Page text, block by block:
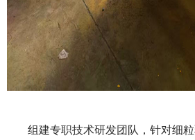
组建专职技术研发团队，针对细